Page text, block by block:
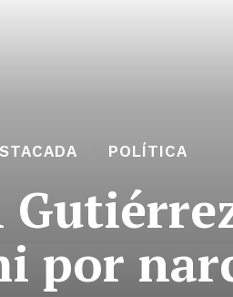
POLÍTICA
por